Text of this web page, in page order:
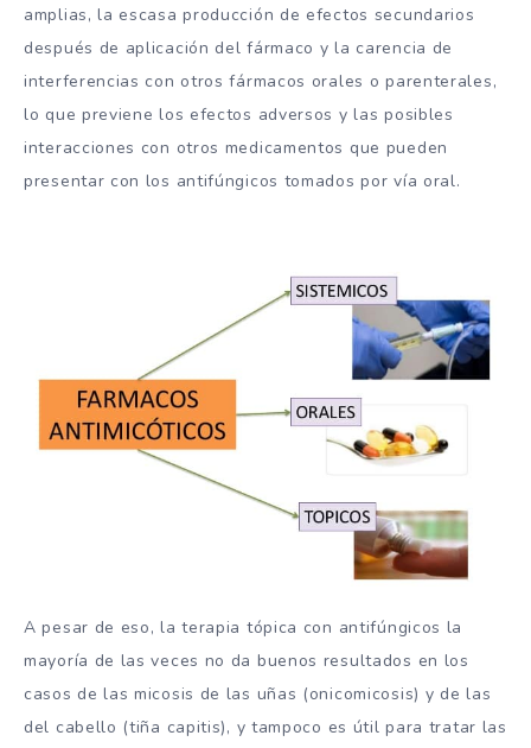
amplias, la escasa producción de efectos secundarios
después de aplicación del fármaco y la carencia de
interferencias con otros fármacos orales o parenterales,
lo que previene los efectos adversos y las posibles
interacciones con otros medicamentos que pueden
presentar con los antifúngicos tomados por vía oral.
A pesar de eso, la terapia tópica con antifúngicos la
mayoría de las veces no da buenos resultados en los
casos de las micosis de las uñas (onicomicosis) y de las
del cabello (tiña capitis), y tampoco es útil para tratar las